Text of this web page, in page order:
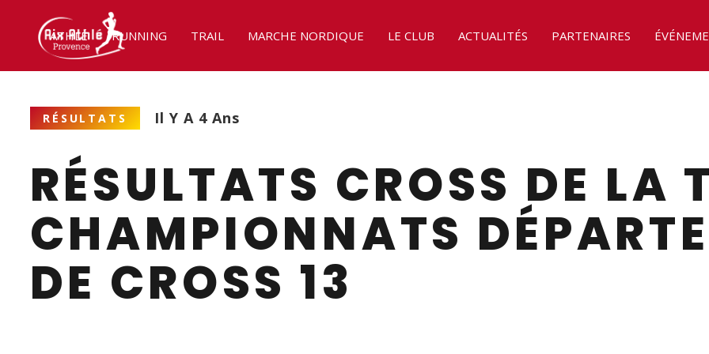
ATHLÉ RUNNING TRAIL MARCHE NORDIQUE LE CLUB ACTUALITÉS PARTENAIRES
RÉSULTATS Il Y A 4 Ans
RÉSULTATS CROSS DE LA
CHAMPIONNATS
DE CROSS 13